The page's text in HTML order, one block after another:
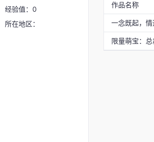
经验值：0
所在地区：
作品名称
一念既起，
限量萌宝：